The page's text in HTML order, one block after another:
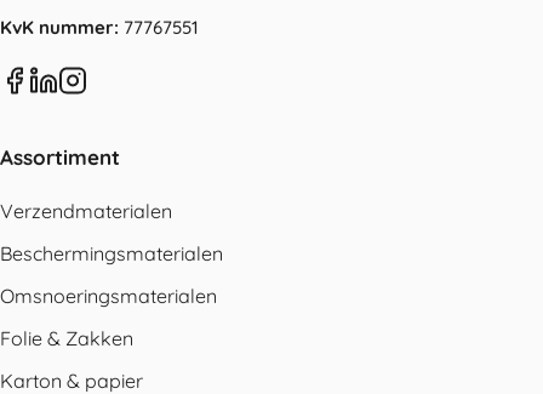
KvK nummer: 77767551
Assortiment
Verzendmaterialen
Beschermingsmaterialen
Omsnoeringsmaterialen
Folie & Zakken
Karton & papier